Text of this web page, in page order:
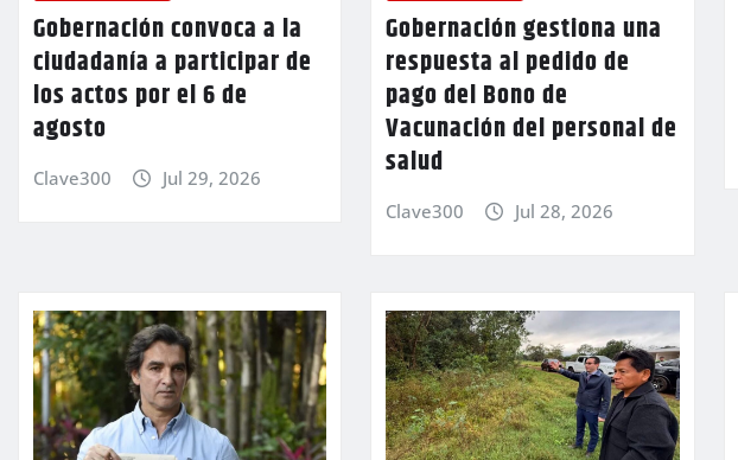
Gobernación convoca a la
ciudadanía a participar de
los actos por el 6 de
agosto
Clave300 Jul 29, 2026
Gobernación gestiona una
respuesta al pedido de
pago del Bono de
Vacunación del personal de
salud
Clave300 Jul 28, 2026